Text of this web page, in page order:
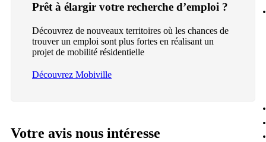
Prêt à élargir votre recherche d’emploi ?
Découvrez de nouveaux territoires où les chances de
trouver un emploi sont plus fortes en réalisant un
projet de mobilité résidentielle
Découvrez Mobiville
Votre avis nous intéresse